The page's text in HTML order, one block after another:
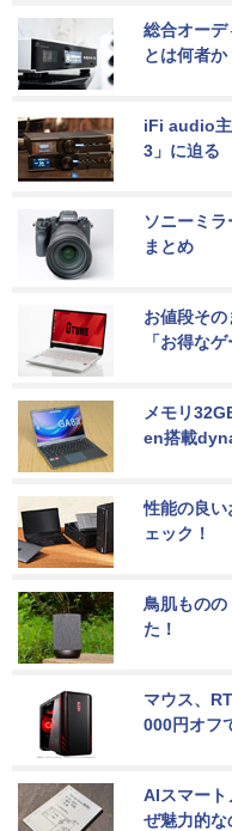
総合オー
とは何者か
iFi audio主
3」に迫る
ソニーミ
まとめ
お値段そ
「お得な
メモリ
en搭載
性能の良い
ェック！
鳥肌ものの
た！
マウス、
000円オフ
AIスマー
ぜ魅力的な